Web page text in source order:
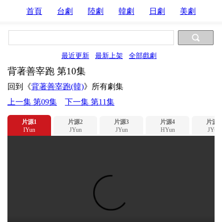
首頁 台劇 陸劇 韓劇 日劇 美劇
最近更新 最新上架 全部戲劇
背著善宰跑 第10集
回到《背著善宰跑(韓)》所有劇集
上一集 第09集
下一集 第11集
片源1
IYun
片源2
JYun
片源3
JYun
片源4
HYun
片源5
JYun